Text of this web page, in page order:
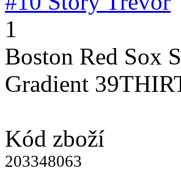
1
Boston Red Sox
Gradient
Kód zboží
203348063